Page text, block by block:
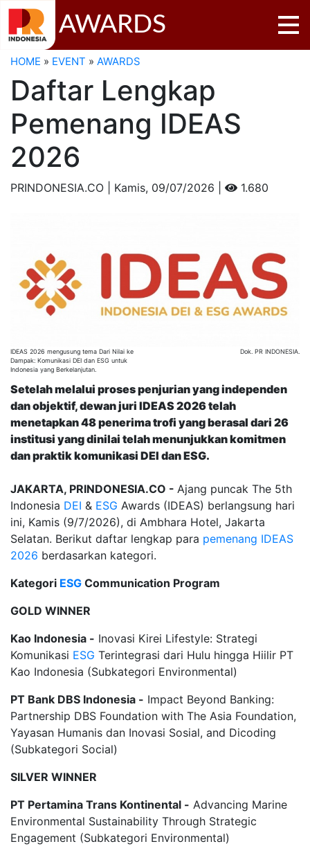
AWARDS
HOME » EVENT » AWARDS
Daftar Lengkap
Pemenang IDEAS
2026
PRINDONESIA.CO | Kamis, 09/07/2026 | 1.680
IDEAS 2026 mengusung tema Dari Nilai ke
Dampak: Komunikasi DEI dan ESG untuk
Indonesia yang Berkelanjutan.
Dok. PR INDONESIA.
Setelah melalui proses penjurian yang independen
dan objektif, dewan juri IDEAS 2026 telah
menetapkan 48 penerima trofi yang berasal dari 26
institusi yang dinilai telah menunjukkan komitmen
dan praktik komunikasi DEI dan ESG.
JAKARTA, PRINDONESIA.CO - Ajang puncak The 5th
Indonesia DEI & ESG Awards (IDEAS) berlangsung hari
ini, Kamis (9/7/2026), di Ambhara Hotel, Jakarta
Selatan. Berikut daftar lengkap para pemenang IDEAS
2026 berdasarkan kategori.
Kategori ESG Communication Program
GOLD WINNER
Kao Indonesia - Inovasi Kirei Lifestyle: Strategi
Komunikasi ESG Terintegrasi dari Hulu hingga Hiilir PT
Kao Indonesia (Subkategori Environmental)
PT Bank DBS Indonesia - Impact Beyond Banking:
Partnership DBS Foundation with The Asia Foundation,
Yayasan Humanis dan Inovasi Sosial, and Dicoding
(Subkategori Social)
SILVER WINNER
PT Pertamina Trans Kontinental - Advancing Marine
Environmental Sustainability Through Strategic
Engagement (Subkategori Environmental)